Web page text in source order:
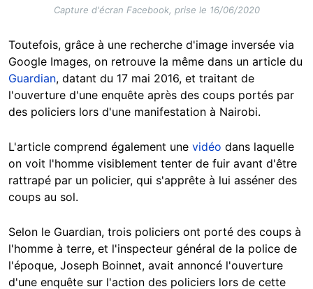
Capture d'écran Facebook, prise le 16/06/2020
Toutefois, grâce à une recherche d'image inversée via
Google Images, on retrouve la même dans un article du
Guardian, datant du 17 mai 2016, et traitant de
l'ouverture d'une enquête après des coups portés par
des policiers lors d'une manifestation à Nairobi.
L'article comprend également une vidéo dans laquelle
on voit l'homme visiblement tenter de fuir avant d'être
rattrapé par un policier, qui s'apprête à lui asséner des
coups au sol.
Selon le Guardian, trois policiers ont porté des coups à
l'homme à terre, et l'inspecteur général de la police de
l'époque, Joseph Boinnet, avait annoncé l'ouverture
d'une enquête sur l'action des policiers lors de cette